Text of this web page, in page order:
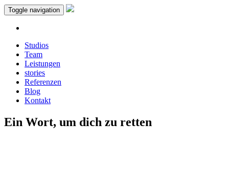
Toggle navigation
Studios
Team
Leistungen
stories
Referenzen
Blog
Kontakt
Ein Wort, um dich zu retten